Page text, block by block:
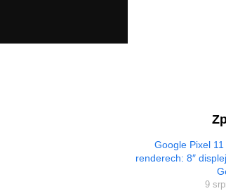
Google Pixel
renderech: 8″
9